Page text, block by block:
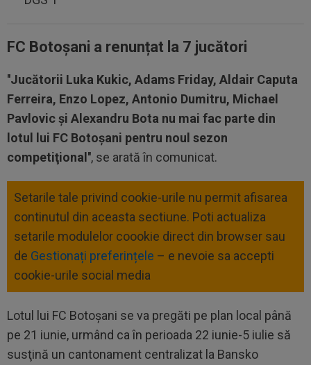
FC Botoșani a renunțat la 7 jucători
''Jucătorii Luka Kukic, Adams Friday, Aldair Caputa
Ferreira, Enzo Lopez, Antonio Dumitru, Michael
Pavlovic şi Alexandru Bota nu mai fac parte din
lotul lui FC Botoşani pentru noul sezon
competiţional'', se arată în comunicat.
Setarile tale privind cookie-urile nu permit afisarea
continutul din aceasta sectiune. Poti actualiza
setarile modulelor coookie direct din browser sau
de Gestionați preferințele – e nevoie sa accepti
cookie-urile social media
Lotul lui FC Botoşani se va pregăti pe plan local până
pe 21 iunie, urmând ca în perioada 22 iunie-5 iulie să
susţină un cantonament centralizat la Bansko